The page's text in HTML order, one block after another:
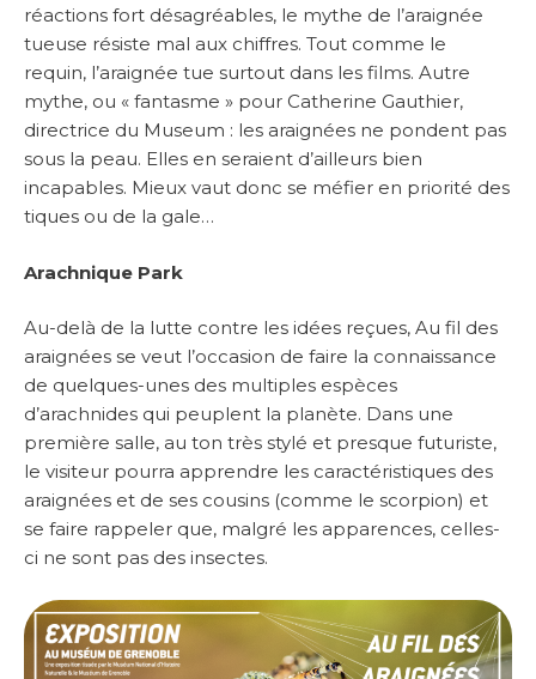
réactions fort désagréables, le mythe de l’araignée
tueuse résiste mal aux chiffres. Tout comme le
requin, l’araignée tue surtout dans les films. Autre
mythe, ou « fantasme » pour Catherine Gauthier,
directrice du Museum : les araignées ne pondent pas
sous la peau. Elles en seraient d’ailleurs bien
incapables. Mieux vaut donc se méfier en priorité des
tiques ou de la gale…
Arachnique Park
Au-delà de la lutte contre les idées reçues, Au fil des
araignées se veut l’occasion de faire la connaissance
de quelques-unes des multiples espèces
d’arachnides qui peuplent la planète. Dans une
première salle, au ton très stylé et presque futuriste,
le visiteur pourra apprendre les caractéristiques des
araignées et de ses cousins (comme le scorpion) et
se faire rappeler que, malgré les apparences, celles-
ci ne sont pas des insectes.